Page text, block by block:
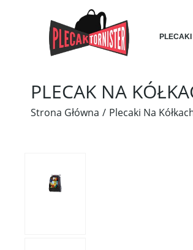
PLECAKI
PLECAK NA
Strona Główna Plecaki Na